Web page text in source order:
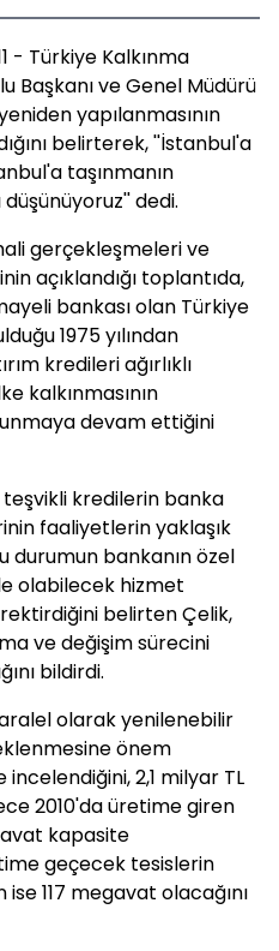
- Türkiye Kalkınma
Başkanı ve Genel Müdürü
yapılanmasının
belirterek, ''İstanbul'a
taşınmanın
dedi.
gerçekleşmeleri ve
açıklandığı toplantıda,
bankası olan Türkiye
1975 yılından
kredileri ağırlıklı
kalkınmasının
devam ettiğini
teşvikli kredilerin banka
faaliyetlerin yaklaşık
durumun bankanın özel
olabilecek hizmet
belirten Çelik,
ve değişim sürecini
bildirdi.
olarak yenilenebilir
önem
2,1 milyar TL
2010'da üretime giren
kapasite
geçecek tesislerin
117 megavat olacağını